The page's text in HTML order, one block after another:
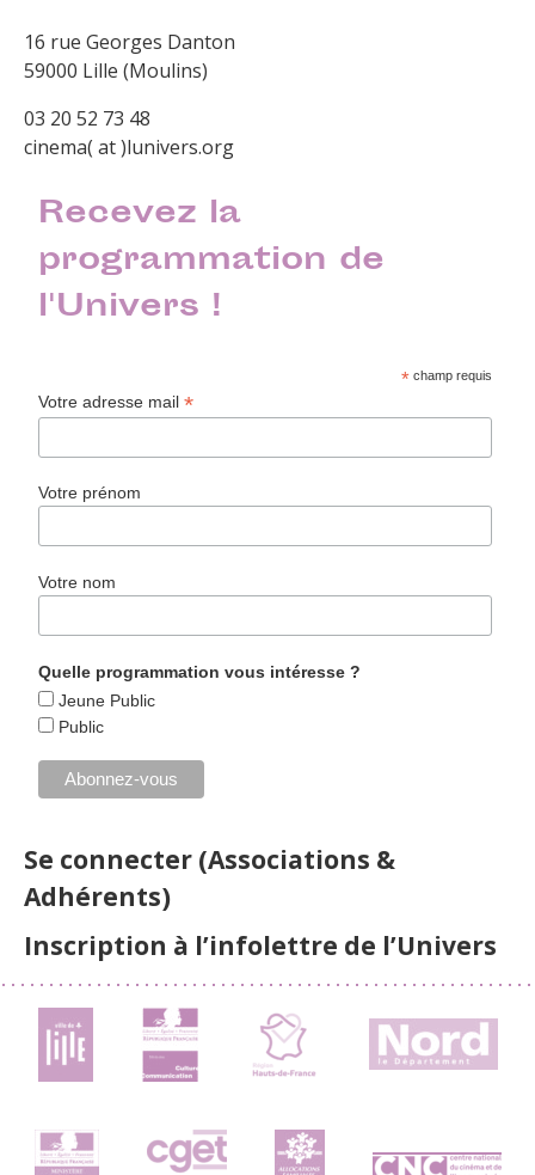
16 rue Georges Danton
59000 Lille (Moulins)
03 20 52 73 48
cinema( at )lunivers.org
Recevez la
programmation de
l'Univers !
* champ requis
Votre adresse mail*
Votre prénom
Votre nom
Quelle programmation vous intéresse ?
Jeune Public
Public
Se connecter (Associations &
Adhérents)
Inscription à l’infolettre de l’Univers